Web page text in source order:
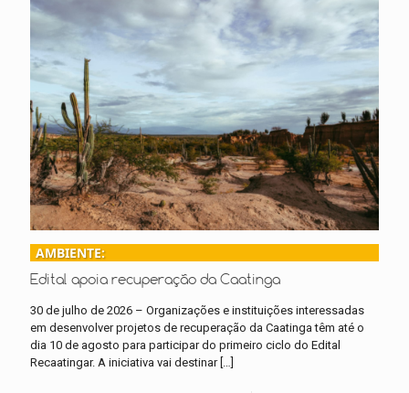
AMBIENTE:
Edital apoia recuperação da Caatinga
30 de julho de 2026 – Organizações e instituições interessadas
em desenvolver projetos de recuperação da Caatinga têm até o
dia 10 de agosto para participar do primeiro ciclo do Edital
Recaatingar. A iniciativa vai destinar[…]